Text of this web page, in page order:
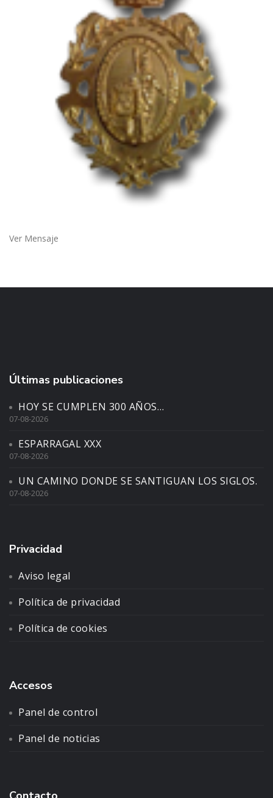
Ver Mensaje
Últimas publicaciones
HOY SE CUMPLEN 300 AÑOS…
07-08-2026
ESPARRAGAL XXX
07-08-2026
UN CAMINO DONDE SE SANTIGUAN LOS SIGLOS.
07-08-2026
Privacidad
Aviso legal
Política de privacidad
Política de cookies
Accesos
Panel de control
Panel de noticias